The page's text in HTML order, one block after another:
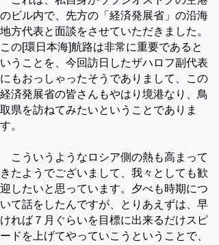
のビル内で、先方の「経済発展省」の沿海
地方代表と面談をさせていただきました。
この[環日本海]航路は非常に重要であると
いうことを、今回訪日したザハロフ副代表
にもおっしゃったそうでありまして、この
経済発展省の皆さんもやはり境港なり、鳥
取県を訪ねてみたいということでありま
す。
こういうようなロシア側の熱も高まって
きたようでございまして、我々としても歓
迎したいと思っています。夕べも時期につ
いて話をしたんですが、とりあえずは、早
ければ７月ぐらいを目標に出来るだけスピ
ードを上げてやっていこうということで、